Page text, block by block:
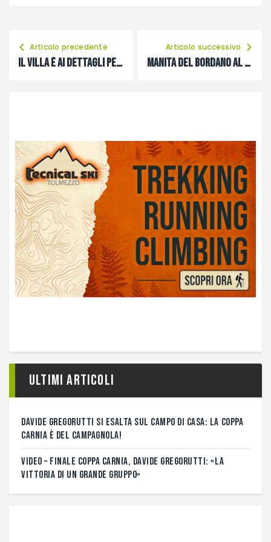
Articolo precedente
Il Villa è ai dettagli per un colpo da 90
Articolo successivo
Manita del Bordano al Timaucleulis
Ultimi articoli
DAVIDE GREGORUTTI SI ESALTA SUL CAMPO DI CASA: LA COPPA
CARNIA È DEL CAMPAGNOLA!
VIDEO – FINALE COPPA CARNIA, DAVIDE GREGORUTTI: «LA
VITTORIA DI UN GRANDE GRUPPO»